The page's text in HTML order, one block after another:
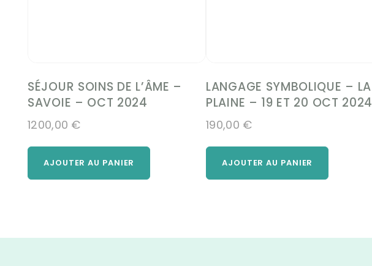
SÉJOUR SOINS DE L’ÂME –
SAVOIE – OCT 2024
1200,00 €
AJOUTER AU PANIER
LANGAGE SYMBOLIQUE – LA
PLAINE – 19 ET 20 OCT 2024
190,00 €
AJOUTER AU PANIER